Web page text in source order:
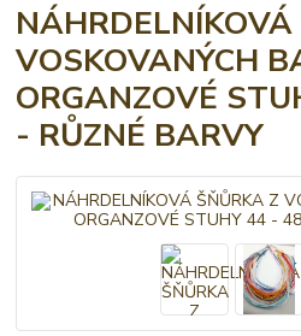
VOSKOVANÝCH
ORGANZOVÉ
- RŮZNÉ BARVY